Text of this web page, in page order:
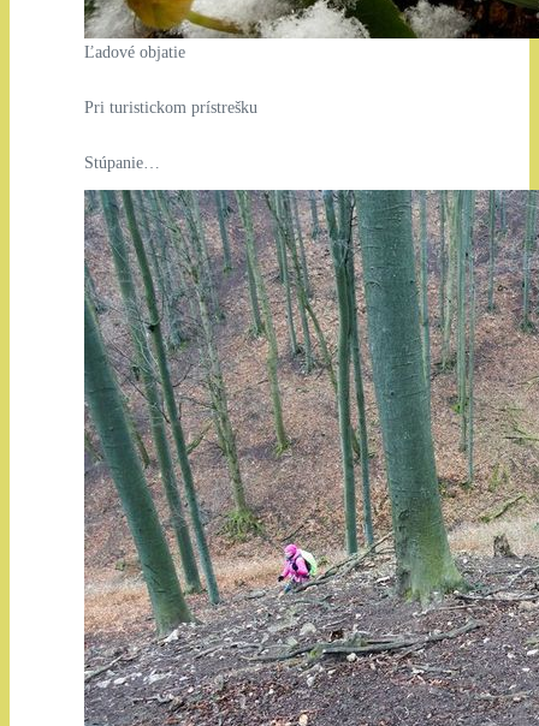
Ľadové objatie
Pri turistickom prístrešku
Stúpanie…